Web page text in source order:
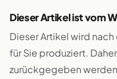
Dieser Artikel ist vom
Dieser Artikel wird
für Sie produziert.
zurückgegeben